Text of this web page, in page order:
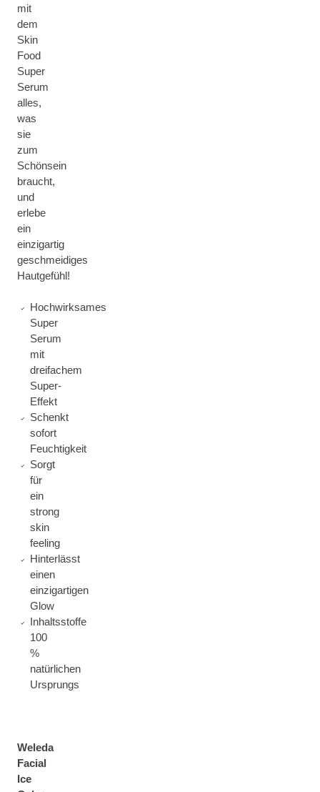
mit
dem
Skin
Food
Super
Serum
alles,
was
sie
zum
Schönsein
braucht,
und
erlebe
ein
einzigartig
geschmeidiges
Hautgefühl!
Hochwirksames
Super
Serum
mit
dreifachem
Super-
Effekt
Schenkt
sofort
Feuchtigkeit
Sorgt
für
ein
strong
skin
feeling
Hinterlässt
einen
einzigartigen
Glow
Inhaltsstoffe
100
%
natürlichen
Ursprungs
Weleda
Facial
Ice